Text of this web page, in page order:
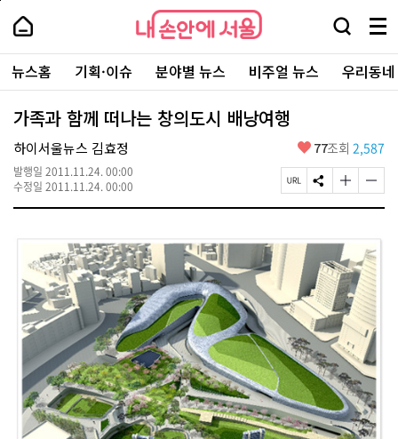
본
로
가
내
손
안
에
서
울
-
서
울
시
대
표
소
내
손
에
울
검
창
열
기
메
뉴
전
체
보
주
요
서
뉴스홈 기획·이슈 분야별 뉴스 비주얼 뉴스 우리동
가족과 함께 떠나는 창의도시 배낭여행
하이서울뉴스 김효정
발행일 2011.11.24. 00:00
수정일 2011.11.24. 00:00
좋
요
77조회 2,587
페
이
R
복
사
S
N
유
하
기
글
자
게
변
경
하
기
글
자
작
게
변
경
하
기
페
상
단
로